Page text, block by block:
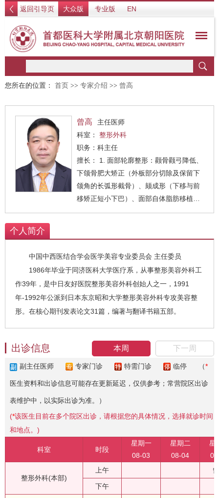
返回引导页 大众版 专业版 EN
您所在的位置： 首页 >> 专家介绍 >> 曾高
曾高
主任医师
科室： 整形外科
职务：科主任
擅长： 1. 面部轮廓整形：颧骨颧弓降低、
下颌骨肥大矫正（外板部分切除及保留下
颌角的长弧形截骨）、颏成形（下移与前
移矫正短小下巴）、面部自体脂肪移植以
及各种类型的面部轮廓修复。2. 面部年轻
内窥镜下乳房整形及巨乳缩小术。5. 形体
及腹壁整形：吸脂塑型与腹壁成形术
个人简介
中国中西医结合学会医学美容专业委员会 主任委员
1986年毕业于同济医科大学医疗系，从事整形美容外科工
作39年，是中日友好医院整形美容外科创始人之一，1991
年-1992年公派到日本东京昭和大学整形美容外科专攻美容整
形。在核心期刊发表论文31篇，编著与翻译书籍五部。
本周 下一周
出诊信息
副主任医师 专家门诊 特需门诊 临停 （*
医生资料和出诊信息可能存在更新延迟，仅供参考；常营院区出诊
表维护中，以实际出诊为准。）
(*该医生目前在多个院区出诊，请根据您的具体情况，选择就诊时间
和地点。)
科室 时段
星期一
08-03
星期二
08-04
星
整形外科(本部)
上午
下午